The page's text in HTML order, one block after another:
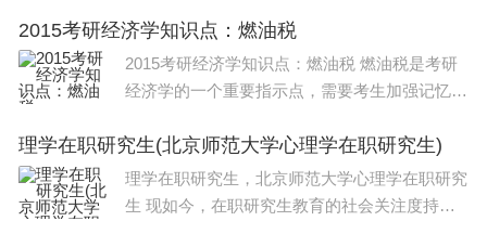
的确，填报志愿也是很关键的，2023年的中考
预计可以填报三到四个志愿。地区不同，志愿填
报
2015考研经济学知识点：燃油税
2015考研经济学知识点：燃油税 燃油税是考研
经济学的一个重要指示点，需要考生加强记忆和
的相关知识，下面请看。 燃油税幕后利益博
弈：中国逼近10元一升油价时代
理学在职研究生(北京师范大学心理学在职研究生)
理学在职研究生，北京师范大学心理学在职研究
生 现如今，在职研究生教育的社会关注度持续